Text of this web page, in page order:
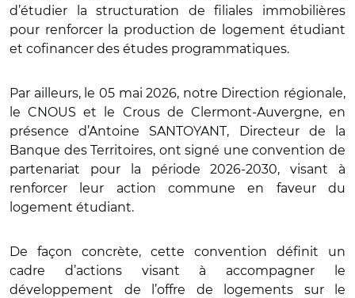
d’étudier la structuration de filiales immobilières
pour renforcer la production de logement étudiant
et cofinancer des études programmatiques.
Par ailleurs, le 05 mai 2026, notre Direction régionale,
le CNOUS et le Crous de Clermont-Auvergne, en
présence d’Antoine SANTOYANT, Directeur de la
Banque des Territoires, ont signé une convention de
partenariat pour la période 2026-2030, visant à
renforcer leur action commune en faveur du
logement étudiant.
De façon concrète, cette convention définit un
cadre d’actions visant à accompagner le
développement de l’offre de logements sur le